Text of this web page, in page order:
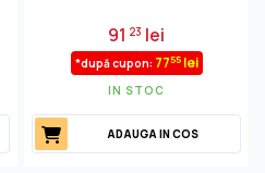
91 23 lei
*după cupon: 7755lei
IN STOC
ADAUGA IN COS